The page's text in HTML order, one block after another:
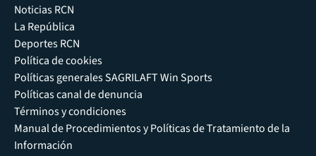
Noticias RCN
La República
Deportes RCN
Política de cookies
Políticas generales SAGRILAFT Win Sports
Políticas canal de denuncia
Términos y condiciones
Manual de Procedimientos y Políticas de Tratamiento de la
Información